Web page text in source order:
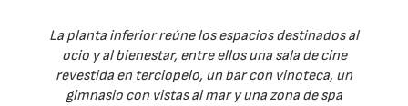
La planta inferior reúne los espacios destinados al
ocio y al bienestar, entre ellos una sala de cine
revestida en terciopelo, un bar con vinoteca, un
gimnasio con vistas al mar y una zona de spa